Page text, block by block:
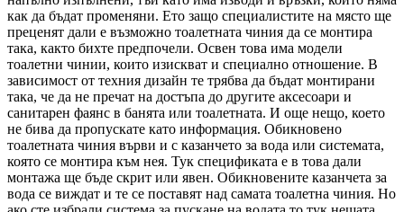
как да бъдат променяни. Ето защо специалистите на място ще
преценят дали е възможно тоалетната чиния да се монтира
така, както бихте предпочели. Освен това има модели
тоалетни чинии, които изискват и специално отношение. В
зависимост от техния дизайн те трябва да бъдат монтирани
така, че да не пречат на достъпа до другите аксесоари и
санитарен фаянс в банята или тоалетната. И още нещо, което
не бива да пропускате като информация. Обикновено
тоалетната чиния върви и с казанчето за вода или системата,
която се монтира към нея. Тук спецификата е в това дали
монтажа ще бъде скрит или явен. Обикновените казанчета за
вода се виждат и те се поставят над самата тоалетна чиния. Но